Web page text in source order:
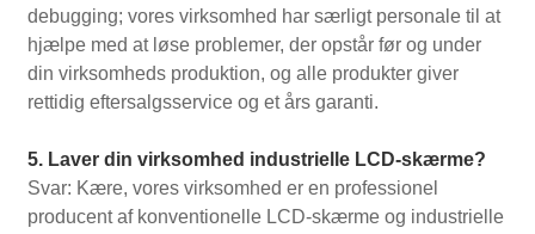
debugging; vores virksomhed har særligt personale til at
hjælpe med at løse problemer, der opstår før og under
din virksomheds produktion, og alle produkter giver
rettidig eftersalgsservice og et års garanti.
5. Laver din virksomhed industrielle LCD-skærme?
Svar: Kære, vores virksomhed er en professionel
producent af konventionelle LCD-skærme og industrielle